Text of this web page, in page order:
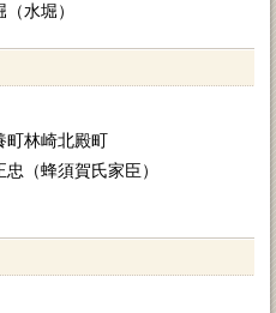
水堀）
町林崎北殿町
（蜂須賀氏家臣）